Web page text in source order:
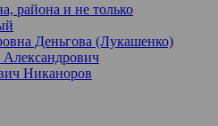
района и не только
Деньгова (Лукашенко)
Никаноров